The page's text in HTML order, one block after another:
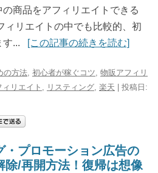
商品をアフィリエイトできる
ィリエイトの中でも比較的、初
す...
[この記事の続きを読む]
の方法, 初心者が稼ぐコツ, 物販アフィリ
ィリエイト , リスティング, 楽天 | 投稿日:
・プロモーション広告の
除/再開方法！復帰は想像